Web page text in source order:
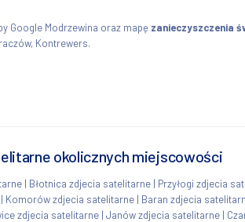
Google Modrzewina oraz mapę zanieczyszczenia
Kontrewers.
okolicznych miejscowości
| Błotnica zdjecia satelitarne | Przyłogi zdjecia
| Komorów zdjecia satelitarne | Baran zdjecia
zdjecia satelitarne | Janów zdjecia satelitarne |